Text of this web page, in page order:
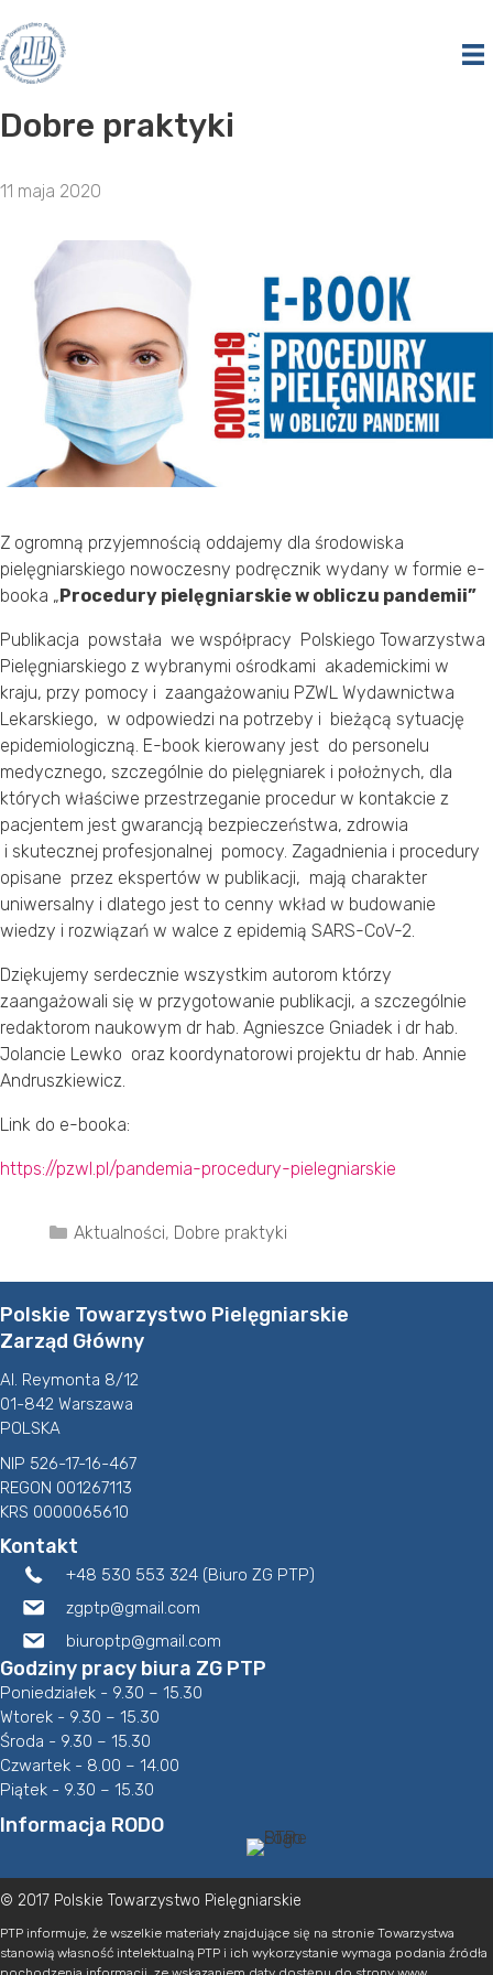
do
treści
Dobre praktyki
11 maja 2020
Z ogromną przyjemnością oddajemy dla środowiska
pielęgniarskiego nowoczesny podręcznik wydany w formie e-
booka „ Procedury pielęgniarskie w obliczu pandemii”
Publikacja powstała we współpracy Polskiego Towarzystwa
Pielęgniarskiego z wybranymi ośrodkami akademickimi w
kraju, przy pomocy i zaangażowaniu PZWL Wydawnictwa
Lekarskiego, w odpowiedzi na potrzeby i bieżącą sytuację
epidemiologiczną. E-book kierowany jest do personelu
medycznego, szczególnie do pielęgniarek i położnych, dla
których właściwe przestrzeganie procedur w kontakcie z
pacjentem jest gwarancją bezpieczeństwa, zdrowia
i skutecznej profesjonalnej pomocy. Zagadnienia i procedury
opisane przez ekspertów w publikacji, mają charakter
uniwersalny i dlatego jest to cenny wkład w budowanie
wiedzy i rozwiązań w walce z epidemią SARS-CoV-2.
Dziękujemy serdecznie wszystkim autorom którzy
zaangażowali się w przygotowanie publikacji, a szczególnie
redaktorom naukowym dr hab. Agnieszce Gniadek i dr hab.
Jolancie Lewko oraz koordynatorowi projektu dr hab. Annie
Andruszkiewicz.
Link do e-booka:
https://pzwl.pl/pandemia-procedury-pielegniarskie
Kategorie
Aktualności, Dobre praktyki
Polskie Towarzystwo Pielęgniarskie
Zarząd Główny
Al. Reymonta 8/12
01-842 Warszawa
POLSKA
NIP 526-17-16-467
REGON 001267113
KRS 0000065610
Kontakt
+48 530 553 324 (Biuro ZG PTP)
zgptp@gmail.com
biuroptp@gmail.com
Godziny pracy biura ZG PTP
Poniedziałek - 9.30 – 15.30
Wtorek - 9.30 – 15.30
Środa - 9.30 – 15.30
Czwartek - 8.00 – 14.00
Piątek - 9.30 – 15.30
Informacja RODO
© 2017 Polskie Towarzystwo Pielęgniarskie
PTP informuje, że wszelkie materiały znajdujące się na stronie Towarzystwa
stanowią własność intelektualną PTP i ich wykorzystanie wymaga podania źródła